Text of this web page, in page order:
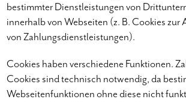
bestimmter Dienstleistungen von
innerhalb von Webseiten (z. B. Cookies zur
von Zahlungsdienstleistungen).
Cookies haben verschiedene Funktionen.
Cookies sind technisch notwendig, da
Webseitenfunktionen ohne diese nicht